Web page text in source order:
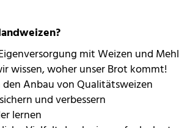
mit Weizen und Mehl
wissen, woher unser Brot kommt!
den Anbau von Qualitätsweizen
und verbessern
lernen